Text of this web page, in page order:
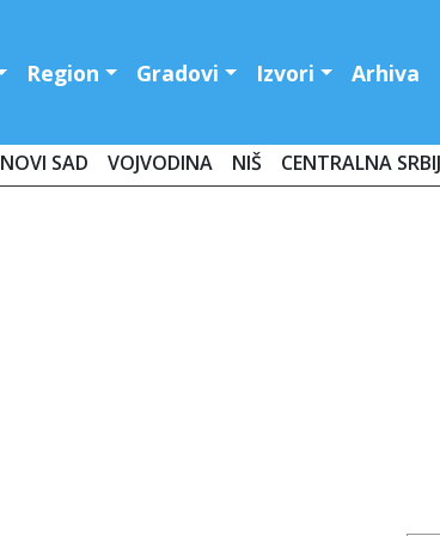
Region Gradovi Izvori Arhiva
NOVI SAD VOJVODINA NIŠ CENTRALNA